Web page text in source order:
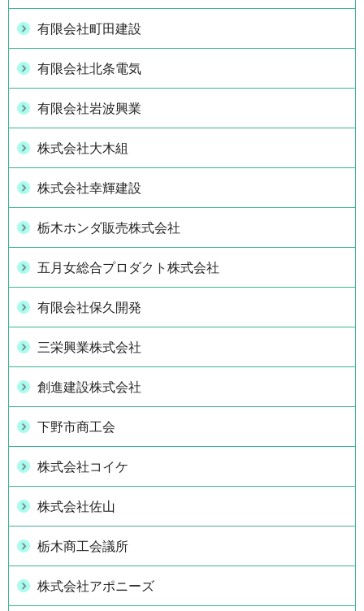
有限会社町田建設
有限会社北条電気
有限会社岩波興業
株式会社大木組
株式会社幸輝建設
栃木ホンダ販売株式会社
五月女総合プロダクト株式会社
有限会社保久開発
三栄興業株式会社
創進建設株式会社
下野市商工会
株式会社コイケ
株式会社佐山
栃木商工会議所
株式会社アポニーズ